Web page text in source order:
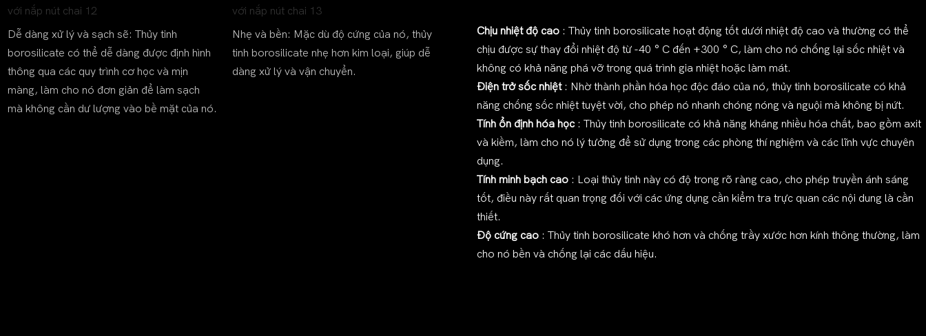
Dễ dàng xử lý và sạch sẽ: Thủy tinh
borosilicate có thể dễ dàng được định hình
thông qua các quy trình cơ học và mịn
màng, làm cho nó đơn giản để làm sạch
mà không cần dư lượng vào bề mặt của nó.
Nhẹ và bền: Mặc dù độ cứng của nó, thủy
tinh borosilicate nhẹ hơn kim loại, giúp dễ
dàng xử lý và vận chuyển.
Chịu nhiệt độ cao : Thủy tinh borosilicate hoạt động tốt dưới nhiệt độ cao và thường có thể
chịu được sự thay đổi nhiệt độ từ -40 ° C đến +300 ° C, làm cho nó chống lại sốc nhiệt và
không có khả năng phá vỡ trong quá trình gia nhiệt hoặc làm mát.
Điện trở sốc nhiệt : Nhờ thành phần hóa học độc đáo của nó, thủy tinh borosilicate có khả
năng chống sốc nhiệt tuyệt vời, cho phép nó nhanh chóng nóng và nguội mà không bị nứt.
Tính ổn định hóa học : Thủy tinh borosilicate có khả năng kháng nhiều hóa chất, bao gồm axit
và kiềm, làm cho nó lý tưởng để sử dụng trong các phòng thí nghiệm và các lĩnh vực chuyên
dụng.
Tính minh bạch cao : Loại thủy tinh này có độ trong rõ ràng cao, cho phép truyền ánh sáng
tốt, điều này rất quan trọng đối với các ứng dụng cần kiểm tra trực quan các nội dung là cần
thiết.
Độ cứng cao : Thủy tinh borosilicate khó hơn và chống trầy xước hơn kính thông thường, làm
cho nó bền và chống lại các dấu hiệu.